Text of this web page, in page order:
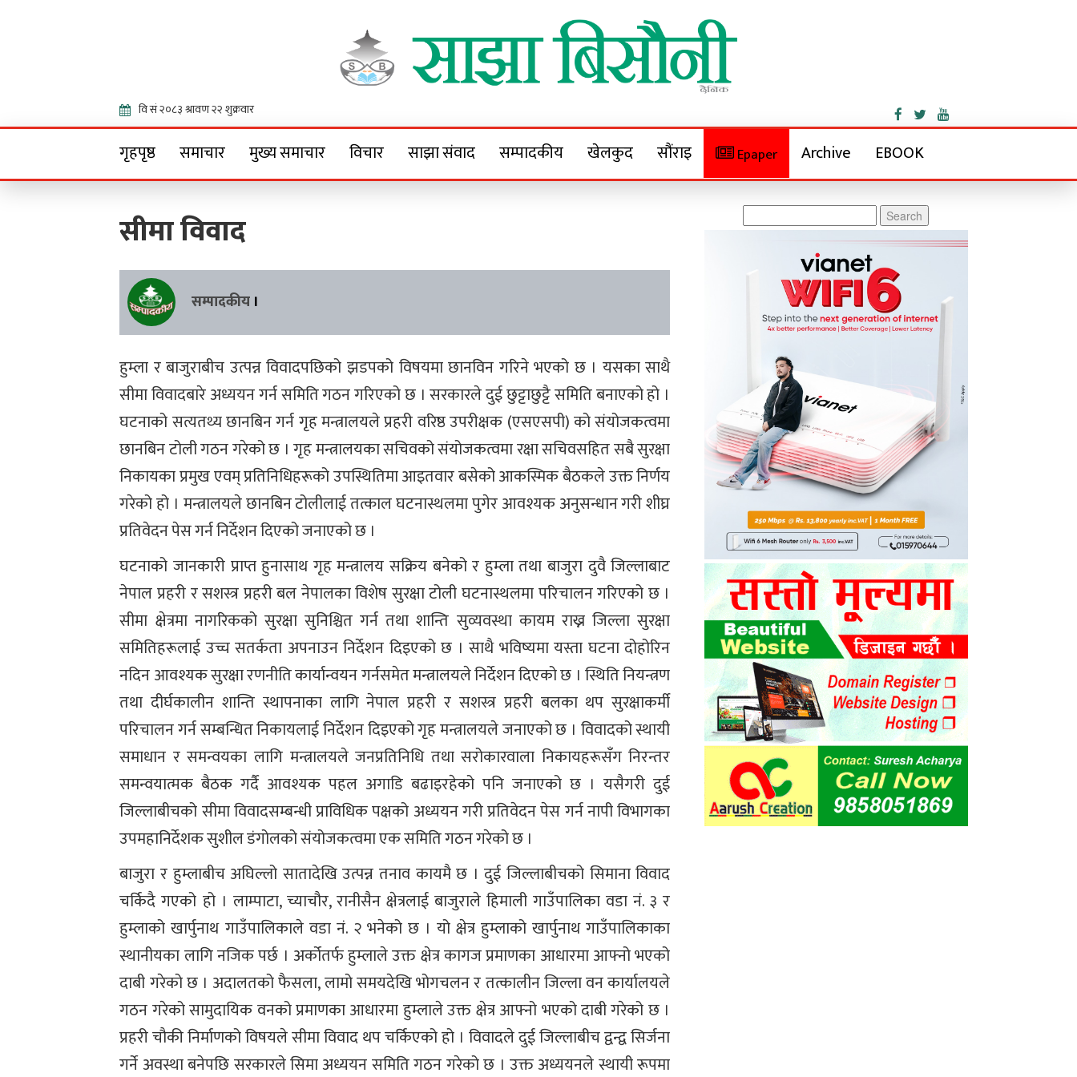
Sajha Bisaunee
गृहपृष्ठ समाचार मुख्य समाचार विचार साझा संवाद सम्पादकीय खेलकुद सौंराइ Epaper Archive EBOOK
सीमा विवाद
सम्पादकीय ।
हुम्ला र बाजुराबीच उत्पन्न विवादपछिको झडपको विषयमा छानविन गरिने भएको छ । यसका साथै
सीमा विवादबारे अध्ययन गर्न समिति गठन गरिएको छ । सरकारले दुई छुट्टाछुट्टै समिति बनाएको हो ।
घटनाको सत्यतथ्य छानबिन गर्न गृह मन्त्रालयले प्रहरी वरिष्ठ उपरीक्षक (एसएसपी) को संयोजकत्वमा
छानबिन टोली गठन गरेको छ । गृह मन्त्रालयका सचिवको संयोजकत्वमा रक्षा सचिवसहित सबै सुरक्षा
निकायका प्रमुख एवम् प्रतिनिधिहरूको उपस्थितिमा आइतवार बसेको आकस्मिक बैठकले उक्त निर्णय
गरेको हो । मन्त्रालयले छानबिन टोलीलाई तत्काल घटनास्थलमा पुगेर आवश्यक अनुसन्धान गरी शीघ्र
प्रतिवेदन पेस गर्न निर्देशन दिएको जनाएको छ ।
घटनाको जानकारी प्राप्त हुनासाथ गृह मन्त्रालय सक्रिय बनेको र हुम्ला तथा बाजुरा दुवै जिल्लाबाट
नेपाल प्रहरी र सशस्त्र प्रहरी बल नेपालका विशेष सुरक्षा टोली घटनास्थलमा परिचालन गरिएको छ ।
सीमा क्षेत्रमा नागरिकको सुरक्षा सुनिश्चित गर्न तथा शान्ति सुव्यवस्था कायम राख्न जिल्ला सुरक्षा
समितिहरूलाई उच्च सतर्कता अपनाउन निर्देशन दिइएको छ । साथै भविष्यमा यस्ता घटना दोहोरिन
नदिन आवश्यक सुरक्षा रणनीति कार्यान्वयन गर्नसमेत मन्त्रालयले निर्देशन दिएको छ । स्थिति नियन्त्रण
तथा दीर्घकालीन शान्ति स्थापनाका लागि नेपाल प्रहरी र सशस्त्र प्रहरी बलका थप सुरक्षाकर्मी
परिचालन गर्न सम्बन्धित निकायलाई निर्देशन दिइएको गृह मन्त्रालयले जनाएको छ । विवादको स्थायी
समाधान र समन्वयका लागि मन्त्रालयले जनप्रतिनिधि तथा सरोकारवाला निकायहरूसँग निरन्तर
समन्वयात्मक बैठक गर्दै आवश्यक पहल अगाडि बढाइरहेको पनि जनाएको छ । यसैगरी दुई
जिल्लाबीचको सीमा विवादसम्बन्धी प्राविधिक पक्षको अध्ययन गरी प्रतिवेदन पेस गर्न नापी विभागका
उपमहानिर्देशक सुशील डंगोलको संयोजकत्वमा एक समिति गठन गरेको छ ।
बाजुरा र हुम्लाबीच अघिल्लो सातादेखि उत्पन्न तनाव कायमै छ । दुई जिल्लाबीचको सिमाना विवाद
चर्किदै गएको हो । लाम्पाटा, च्याचौर, रानीसैन क्षेत्रलाई बाजुराले हिमाली गाउँपालिका वडा नं. ३ र
हुम्लाको खार्पुनाथ गाउँपालिकाले वडा नं. २ भनेको छ । यो क्षेत्र हुम्लाको खार्पुनाथ गाउँपालिकाका
स्थानीयका लागि नजिक पर्छ । अर्कोतर्फ हुम्लाले उक्त क्षेत्र कागज प्रमाणका आधारमा आफ्नो भएको
दाबी गरेको छ । अदालतको फैसला, लामो समयदेखि भोगचलन र तत्कालीन जिल्ला वन कार्यालयले
गठन गरेको सामुदायिक वनको प्रमाणका आधारमा हुम्लाले उक्त क्षेत्र आफ्नो भएको दाबी गरेको छ ।
प्रहरी चौकी निर्माणको विषयले सीमा विवाद थप चर्किएको हो । विवादले दुई जिल्लाबीच द्वन्द्व सिर्जना
गर्ने अवस्था बनेपछि सरकारले सिमा अध्ययन समिति गठन गरेको छ । उक्त अध्ययनले स्थायी रूपमा
for: